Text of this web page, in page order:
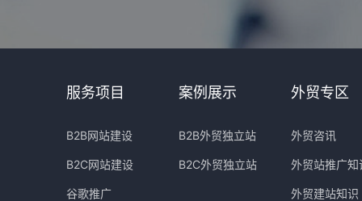
服务项目
B2B网站建设
B2C网站建设
谷歌推广
案例展示
B2B外贸独立站
B2C外贸独立站
外贸专区
外贸咨讯
外贸站推广知
外贸建站知识